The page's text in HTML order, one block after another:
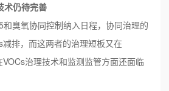
术仍待完善
和臭氧协同控制纳入日程，协同治理的
排，而这两者的治理短板又在
治理技术和监测监管方面还面临